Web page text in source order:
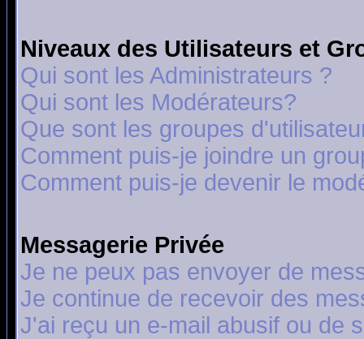
Niveaux des Utilisateurs et
Qui sont les Administrateurs ?
Qui sont les Modérateurs?
Que sont les groupes
Comment puis-je joindre un
Comment puis-je devenir le
Messagerie Privée
Je ne peux pas envoyer de
Je continue de recevoir des
J'ai reçu un e-mail abusif ou de